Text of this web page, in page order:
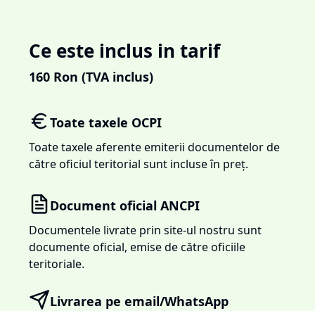
Ce este inclus in tarif
160 Ron (TVA inclus)
Toate taxele OCPI
Toate taxele aferente emiterii documentelor de
către oficiul teritorial sunt incluse în preț.
Document oficial ANCPI
Documentele livrate prin site-ul nostru sunt
documente oficial, emise de către oficiile
teritoriale.
Livrarea pe email/WhatsApp